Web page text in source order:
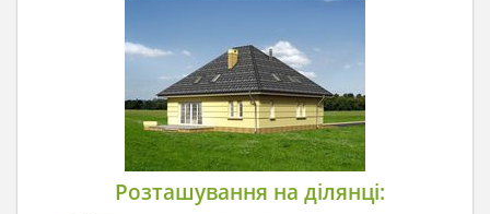
Розташування на ділянці: